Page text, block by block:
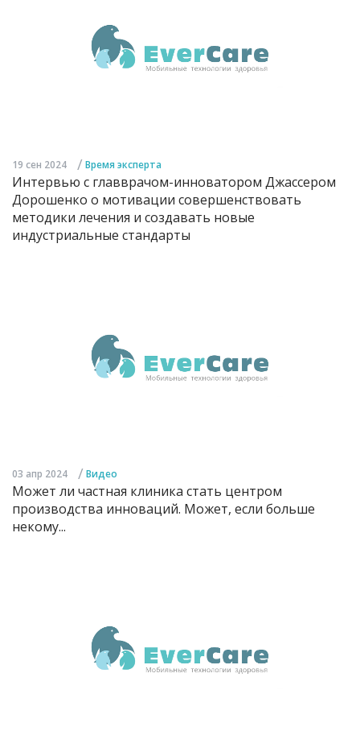
19 сен 2024 / Время эксперта
Интервью с главврачом-инноватором Джассером
Дорошенко о мотивации совершенствовать
методики лечения и создавать новые
индустриальные стандарты
03 апр 2024 / Видео
Может ли частная клиника стать центром
производства инноваций. Может, если больше
некому...